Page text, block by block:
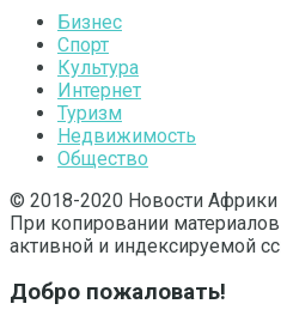
Бизнес
Спорт
Культура
Интернет
Туризм
Недвижимость
Общество
© 2018-2020 Новости Африки
При копировании материалов
активной и индексируемой
Добро пожаловать!